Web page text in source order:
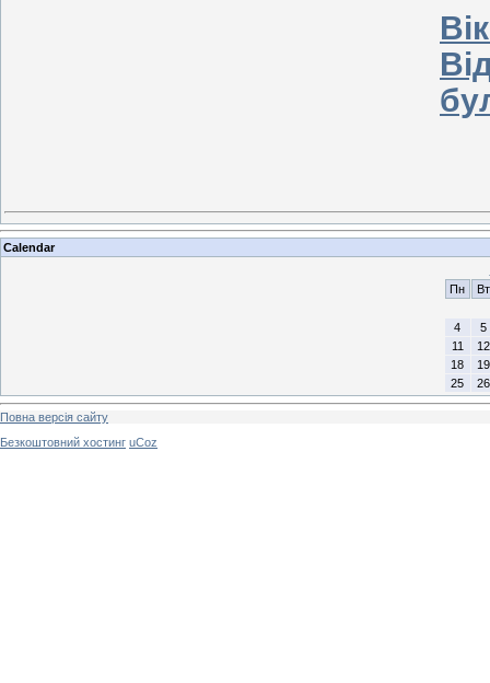
Calendar
Пн
Вт
4
5
11
12
18
19
25
26
Повна версія сайту
Безкоштовний хостинг uCoz